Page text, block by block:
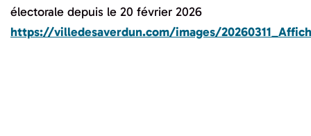
électorale depuis le 20 février 2026
https://villedesaverdun.com/images/